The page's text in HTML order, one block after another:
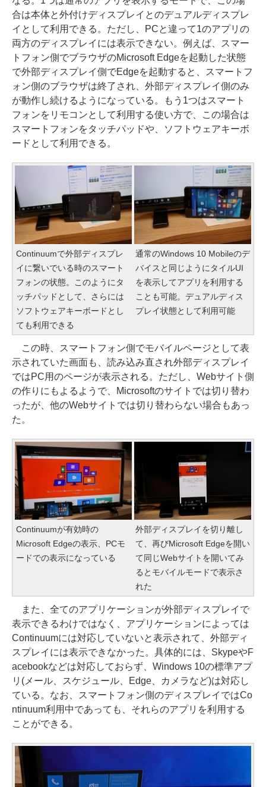
合は本体と外付けディスプレイとのデュアルディスプレ
イとして利用できる。ただし、PCと違って1のアプリの
両方のディスプレイには表示できない。例えば、スマー
トフォン側でブラウザのMicrosoft Edgeを起動した状態
で外部ディスプレイ側でEdgeを起動すると、スマートフ
ォン側のブラウザは終了され、外部ディスプレイ側のみ
が動作し続けるようになっている。もう1つはスマート
フォンをリモコンとして利用する使い方で、この場合は
スマートフォンをタッチパッドや、ソフトウェアキーボ
ードとして利用できる。
Continuumで外部ディスプレ
イに繋いでいる時のスマート
フォンの状態。このようにタ
ッチパッドとして、さらには
ソフトウェアキーボードとし
ても利用できる
通常のWindows 10 Mobileのデ
バイスと同じようにタイルUI
を表示してアプリを利用する
ことも可能。デュアルディス
プレイ状態として利用可能
この時、スマートフォン側でモバイルページとして表
示されていた画面も、読み込み直され外部ディスプレイ
ではPC用のページが表示される。ただし、Webサイト側
の作りにもよるようで、Microsoftのサイトでは切り替わ
ったが、他のWebサイトでは切り替わらない場合もあっ
た。
Continuumが有効時の
Microsoft Edgeの表示、PCモ
ードでの表示になっている
外部ディスプレイを切り離し
て、再びMicrosoft Edgeを開い
て同じWebサイトを開いてみ
るとモバイルモードで表示さ
れた
また、全てのアプリケーションが外部ディスプレイで
表示できるわけではなく、アプリケーションによっては
Continuumには対応していないと表示されて、外部ディ
スプレイには表示できなかった。具体的には、SkypeやF
acebookなどは対応しておらず、Windows 10の標準アプ
リ(メール、スケジュール、Edge、カメラなど)は対応し
ている。なお、スマートフォン側のディスプレイではCo
ntinuum利用中であっても、それらのアプリを利用する
ことができる。